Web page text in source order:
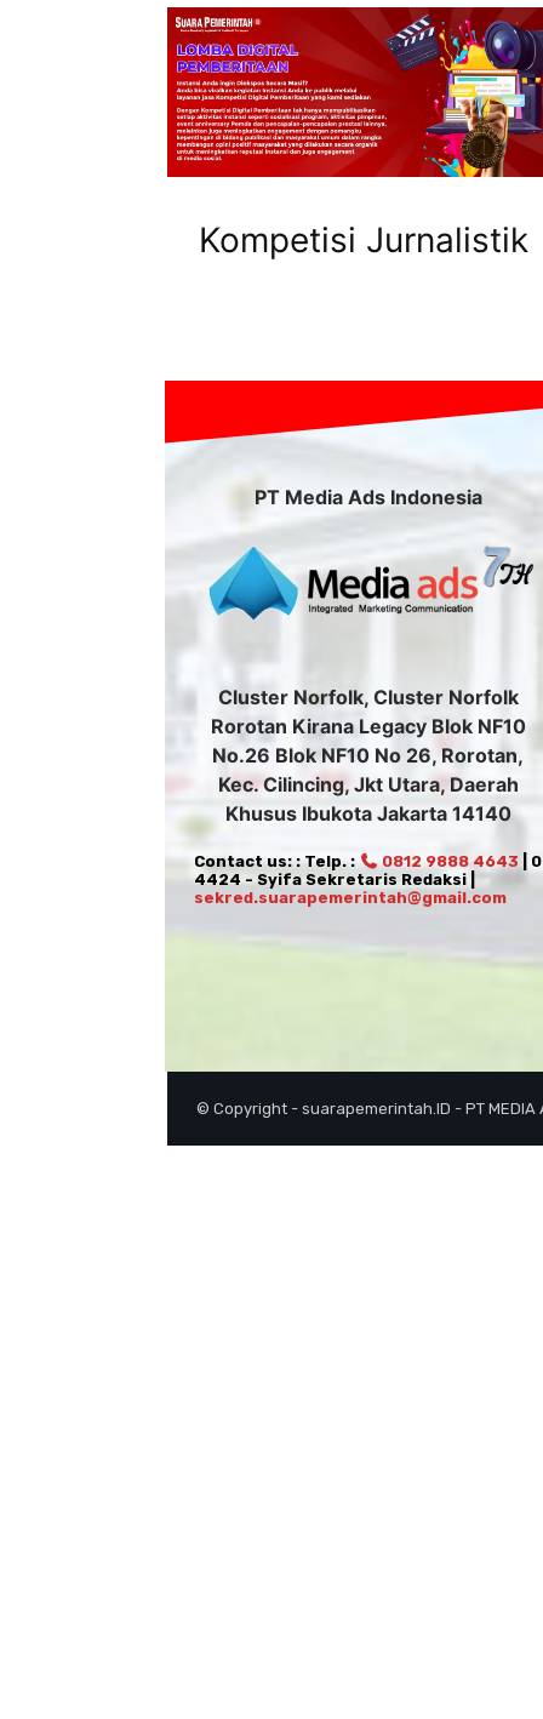
Kompetisi Jurnalistik
PT Media Ads Indonesia
Cluster Norfolk, Cluster Norfolk
Rorotan Kirana Legacy Blok NF10
No.26 Blok NF10 No 26, Rorotan,
Kec. Cilincing, Jkt Utara, Daerah
Khusus Ibukota Jakarta 14140
Contact us: : Telp. : 0812 9888 4643 |
4424 - Syifa Sekretaris Redaksi |
sekred.suarapemerintah@gmail.com
© Copyright - suarapemerintah.ID - PT MEDIA